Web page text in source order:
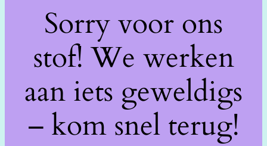
Sorry voor ons
stof! We werken
aan iets geweldigs
– kom snel terug!